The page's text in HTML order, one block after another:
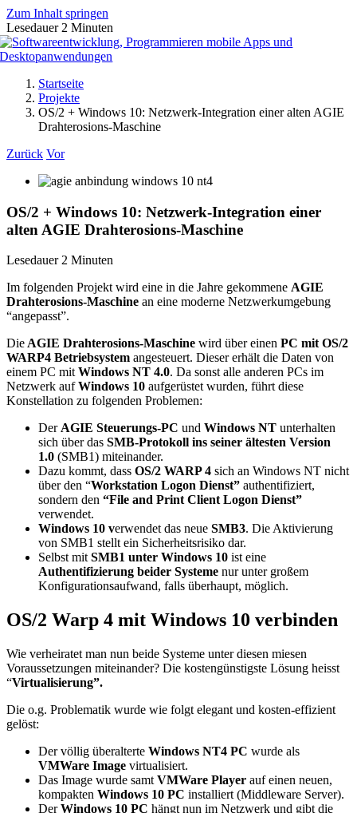
Zum Inhalt springen
Lesedauer 2 Minuten
Startseite
Projekte
OS/2 + Windows 10: Netzwerk-Integration einer alten AGIE
Drahterosions-Maschine
Zurück Vor
OS/2 + Windows 10: Netzwerk-Integration einer
alten AGIE Drahterosions-Maschine
Lesedauer 2 Minuten
Im folgenden Projekt wird eine in die Jahre gekommene AGIE
Drahterosions-Maschine an eine moderne Netzwerkumgebung
“angepasst”.
DieAGIE Drahterosions-Maschine wird über einen PC mit OS/2
WARP4 Betriebsystem angesteuert. Dieser erhält die Daten von
einem PC mitWindows NT 4.0. Da sonst alle anderen PCs im
Netzwerk aufWindows 10 aufgerüstet wurden, führt diese
Konstellation zu folgenden Problemen:
DerAGIE Steuerungs-PC und Windows NT unterhalten
sich über das SMB-Protokoll ins seiner ältesten Version
1.0 (SMB1) miteinander.
Dazu kommt, dass OS/2 WARP 4 sich an Windows NT nicht
über den “Workstation Logon Dienst” authentifiziert,
sondern den “File and Print Client Logon Dienst”
verwendet.
Windows 10 verwendet das neue SMB3. Die Aktivierung
von SMB1 stellt ein Sicherheitsrisiko dar.
Selbst mitSMB1 unter Windows 10 ist eine
Authentifizierung beider Systeme nur unter großem
Konfigurationsaufwand, falls überhaupt, möglich.
OS/2 Warp 4 mit Windows 10 verbinden
Wie verheiratet man nun beide Systeme unter diesen miesen
Voraussetzungen miteinander? Die kostengünstigste Lösung heisst
“Virtualisierung”.
Die o.g. Problematik wurde wie folgt elegant und kosten-effizient
gelöst:
Der völlig überalterte Windows NT4 PC wurde als
VMWare Image virtualisiert.
Das Image wurde samt VMWare Player auf einen neuen,
kompakten Windows 10 PC installiert (Middleware Server).
DerWindows 10 PC hängt nun im Netzwerk und gibt die